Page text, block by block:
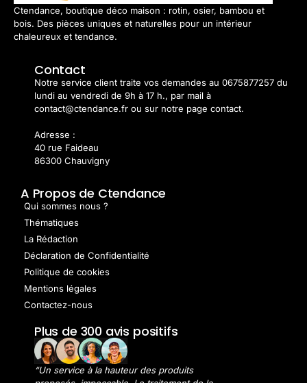
Ctendance, boutique déco maison : rotin, osier, bambou et
bois. Des pièces uniques et naturelles pour un intérieur
chaleureux et tendance.
Contact
Notre service client traite vos demandes au 0675877257 du
lundi au vendredi de 9h à 17 h., par mail à
contact@ctendance.fr ou sur notre page contact.
Adresse :
40 rue Faideau
86300 Chauvigny
A Propos de Ctendance
Qui sommes nous ?
Thématiques
La Rédaction
Déclaration de Confidentialité
Politique de cookies
Mentions légales
Contactez-nous
Plus de 300 avis positifs
“Un service à la hauteur des produits